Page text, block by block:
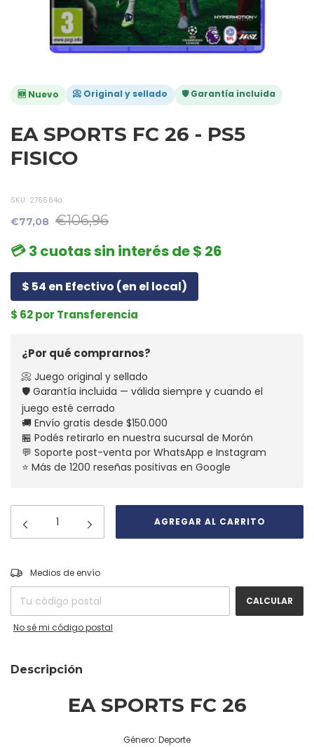
🆕 Nuevo 📀 Original y sellado 🛡️ Garantía incluida
EA SPORTS FC 26 - PS5
FISICO
SKU: 276664a
€77,08 €106,96
💳 3 cuotas sin interés de $ 26
$ 54 en Efectivo (en el local)
$ 62 por Transferencia
¿Por qué comprarnos?
📀 Juego original y sellado
🛡️ Garantía incluida — válida siempre y cuando el
juego esté cerrado
🚚 Envío gratis desde $150.000
🏪 Podés retirarlo en nuestra sucursal de Morón
💬 Soporte post-venta por WhatsApp e Instagram
⭐ Más de 1200 reseñas positivas en Google
Entregas para el CP:
Medios de envío
CALCULAR
No sé mi código postal
Descripción
EA SPORTS FC 26
Género: Deporte